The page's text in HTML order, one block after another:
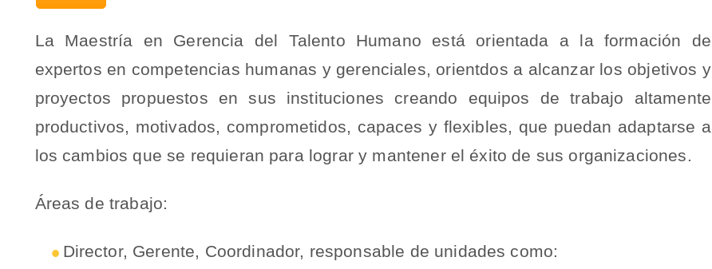
La Maestría en Gerencia del Talento Humano está orientada a la formación de
expertos en competencias humanas y gerenciales, orientdos a alcanzar los objetivos y
proyectos propuestos en sus instituciones creando equipos de trabajo altamente
productivos, motivados, comprometidos, capaces y flexibles, que puedan adaptarse a
los cambios que se requieran para lograr y mantener el éxito de sus organizaciones.
Áreas de trabajo:
Director, Gerente, Coordinador, responsable de unidades como: